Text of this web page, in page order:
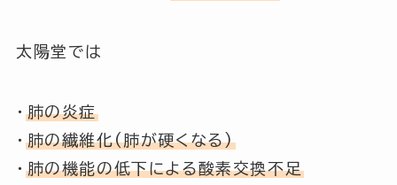
太陽堂では
・ 肺の炎症
・ 肺の繊維化(肺が硬くなる)
・ 肺の機能の低下による酸素交換不足